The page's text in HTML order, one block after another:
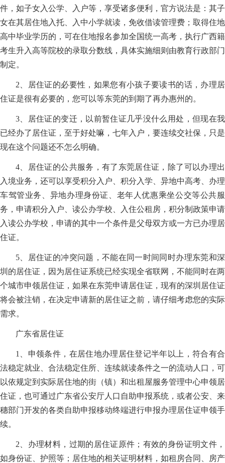
件，如子女入公学、入户等，享受诸多便利，官方说法是：其子
女在其居住地入托、入中小学就读，免收借读管理费；取得住地
高中毕业学历的，可在住地报名参加全国统一高考，执行广西籍
考生升入高等院校的录取分数线，具体实施细则由教育行政部门
制定。
2、居住证的必要性，如果您有小孩子要读书的话，办理居
住证是很有必要的，您可以等东莞的到期了再办惠州的。
3、居住证的变迁，以前暂住证几乎没什么用处，但现在我
已经办了居住证，至于好处嘛，七年入户，要连续交社保，只是
现在这个问题还不怎么明确。
4、居住证的公共服务，有了东莞居住证，除了可以办理出
入境业务，还可以享受积分入户、积分入学、异地中高考、办理
车驾管业务、异地办理身份证、老年人优惠乘坐公交等公共服
务，申请积分入户、读公办学校、入住公租房，积分制政策申请
入读公办学校，申请的其中一个条件是父母双方或一方已办理居
住证。
5、居住证的冲突问题，不能在同一时间同时办理东莞和深
圳的居住证，因为居住证系统已经实现全省联网，不能同时在两
个城市申领居住证，如果在东莞申请居住证，现有的深圳居住证
将会被注销，在决定申请新的居住证之前，请仔细考虑您的实际
需求。
广东省居住证
1、申领条件，在居住地办理居住登记半年以上，符合有合
法稳定就业、合法稳定住所、连续就读条件之一的流动人口，可
以依规定到实际居住地的街（镇）和出租屋服务管理中心申领居
住证，也可通过广东省公安厅人口自助申报系统，或者公安、来
穗部门开发的各类自助申报移动终端进行申报办理居住证申领手
续。
2、办理材料，过期的居住证原件；有效的身份证明文件，
如身份证、护照等；居住地的相关证明材料，如租房合同、房产